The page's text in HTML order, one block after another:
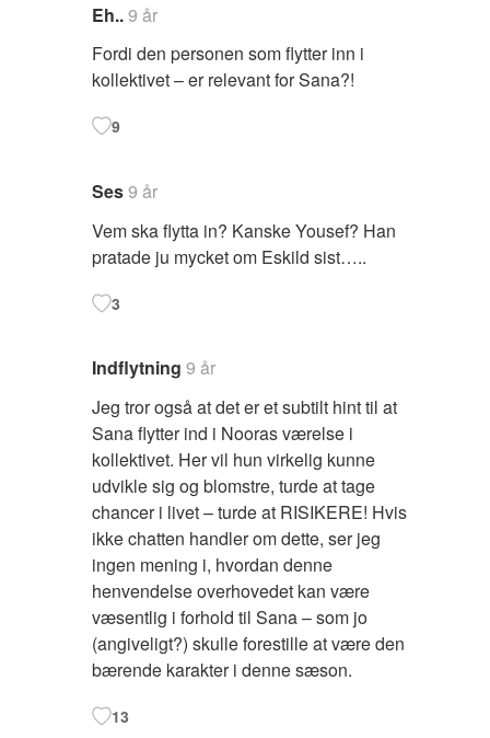
Eh..9 år
Fordi den personen som flytter inn i
kollektivet – er relevant for Sana?!
9
Ses9 år
Vem ska flytta in? Kanske Yousef? Han
pratade ju mycket om Eskild sist…..
3
Indflytning 9 år
Jeg tror også at det er et subtilt hint til at
Sana flytter ind i Nooras værelse i
kollektivet. Her vil hun virkelig kunne
udvikle sig og blomstre, turde at tage
chancer i livet – turde at RISIKERE! Hvis
ikke chatten handler om dette, ser jeg
ingen mening i, hvordan denne
henvendelse overhovedet kan være
væsentlig i forhold til Sana – som jo
(angiveligt?) skulle forestille at være den
bærende karakter i denne sæson.
13